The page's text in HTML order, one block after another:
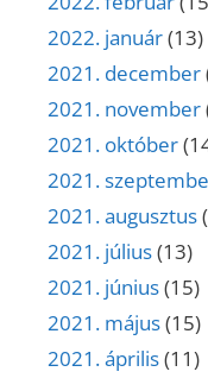
2022. január(13)
2021. december
2021. november
2021. október
2021.
2021. augusztus
2021. július(13)
2021. június(15)
2021. május(15)
2021. április(11)